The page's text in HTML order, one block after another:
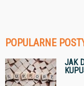
POPULARNE
JAK